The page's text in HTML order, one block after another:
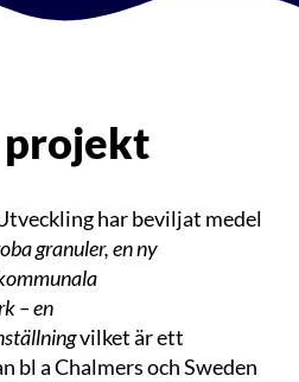
projekt
har beviljat medel
granuler, en ny
– en
vilket är ett
bl a Chalmers och Sweden